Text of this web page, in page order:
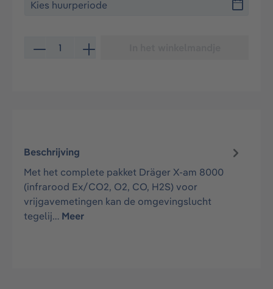
Producthoeveelheid: Voer de gewenste
Beschrijving
Met het complete pakket Dräger X-am 8000
(infrarood Ex/CO2, O2, CO, H2S) voor
vrijgavemetingen kan de omgevingslucht
tegelij… Meer